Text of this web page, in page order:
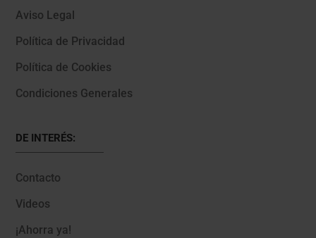
Aviso Legal
Política de Privacidad
Política de Cookies
Condiciones Generales
DE INTERÉS:
Contacto
Videos
¡Ahorra ya!